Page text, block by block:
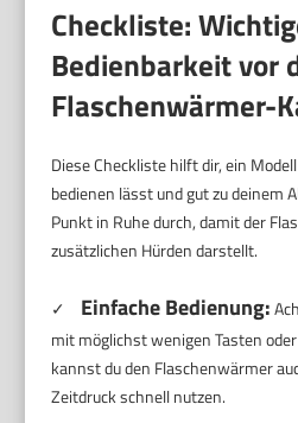
Checkliste:
Bedienbarkeit vor
Flaschenwärmer-
Diese Checkliste hilft dir, ein
bedienen lässt und gut zu deinem
Punkt in Ruhe durch, damit der
zusätzlichen Hürden darstellt.
✓ Einfache Bedienung:
mit möglichst wenigen Tasten
kannst du den Flaschenwärmer
Zeitdruck schnell nutzen.